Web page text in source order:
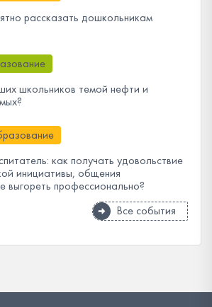
рассказать дошкольникам
школьников темой нефти и
как получать удовольствие
инициативы, общения
выгореть профессионально?
Все события